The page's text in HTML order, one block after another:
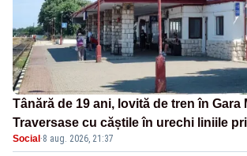
Tânără de 19 ani, lovită de tren în Gara
Traversase cu căștile în urechi liniile
nepermis
Social ·8 aug. 2026, 21:37